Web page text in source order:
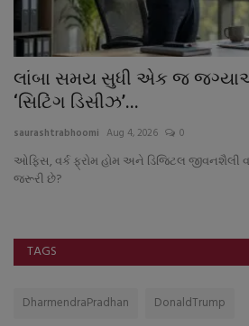
લાંબા સમય સુધી એક જ જગ્યાએ
‘સિટિંગ ડિસીઝ’...
saurashtrabhoomi Aug 4, 2026 0
ઓફિસ, વર્ક ફ્રોમ હોમ અને ડિજિટલ જીવનશૈલી
જરૂરી છે?
TAGS
DharmendraPradhan
DonaldTrump